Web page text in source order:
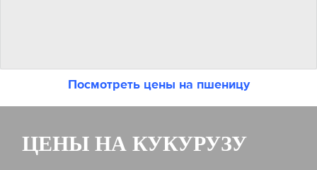
Посмотреть цены на пшеницу
ЦЕНЫ НА КУКУРУЗУ